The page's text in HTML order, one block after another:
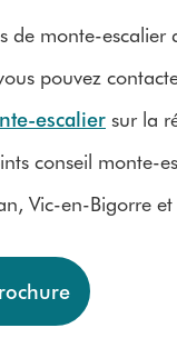
de monte-escalier
pouvez
escalier sur la
conseil monte-
Vic-en-Bigorre